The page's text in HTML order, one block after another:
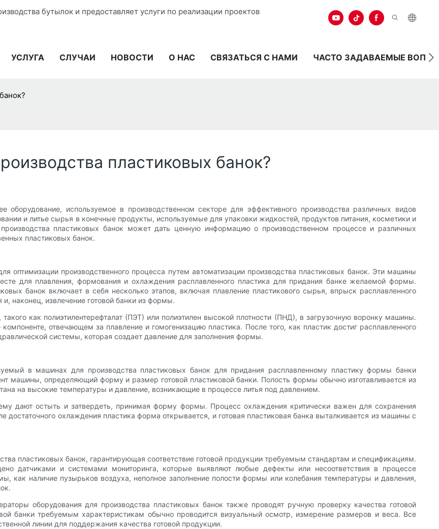
бутылок и предоставляет услуги по реализации проектов
УСЛУГА СЛУЧАИ НОВОСТИ О НАС СВЯЗАТЬСЯ С НАМИ ЧАСТО ЗАДАВАЕМЫЕ
пластиковых банок?
используемое в производственном секторе для эффективного производства различных видов
и литье сырья в конечные продукты, используемые для упаковки жидкостей, продуктов питания, косметики и
пластиковых банок может дать ценную информацию о производственном процессе и различных
пластиковых банок.
оптимизации производственного процесса путем автоматизации производства пластиковых банок. Эти машины
для плавления, формования и охлаждения расплавленного пластика для придания банке желаемой формы.
банок включает в себя несколько этапов, включая плавление пластикового сырья, впрыск расплавленного
наконец, извлечение готовой банки из формы.
как полиэтилентерефталат (ПЭТ) или полиэтилен высокой плотности (ПНД), в загрузочную воронку машины.
отвечающем за плавление и гомогенизацию пластика. После того, как пластик достиг расплавленного
системы, которая создает давление для заполнения формы.
в машинах для производства пластиковых банок для придания расплавленному пластику формы банки
определяющий форму и размер готовой пластиковой банки. Полость формы обычно изготавливается из
на высокие температуры и давление, возникающие в процессе литья под давлением.
дают остыть и затвердеть, принимая форму формы. Процесс охлаждения критически важен для сохранения
охлаждения пластика форма открывается, и готовая пластиковая банка выталкивается из машины с
пластиковых банок, гарантирующая соответствие готовой продукции требуемым стандартам и спецификациям.
датчиками и системами мониторинга, которые выявляют любые дефекты или несоответствия в процессе
как наличие пузырьков воздуха, неполное заполнение полости формы или колебания температуры и давления,
оборудования для производства пластиковых банок также проводят ручную проверку качества готовой
банки требуемым характеристикам обычно проводится визуальный осмотр, измерение размеров и веса. Все
линии для поддержания качества готовой продукции.